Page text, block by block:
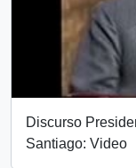
Discurso
Santiago: Video